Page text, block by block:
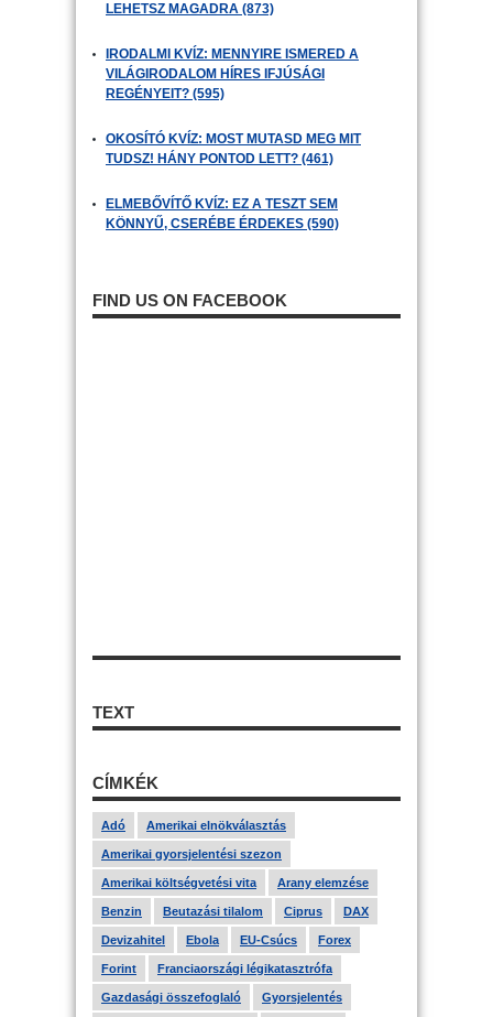
LEHETSZ MAGADRA (873)
IRODALMI KVÍZ: MENNYIRE ISMERED A
VILÁGIRODALOM HÍRES IFJÚSÁGI
REGÉNYEIT? (595)
OKOSÍTÓ KVÍZ: MOST MUTASD MEG MIT
TUDSZ! HÁNY PONTOD LETT? (461)
ELMEBŐVÍTŐ KVÍZ: EZ A TESZT SEM
KÖNNYŰ, CSERÉBE ÉRDEKES (590)
FIND US ON FACEBOOK
TEXT
CÍMKÉK
Adó Amerikai elnökválasztás
Amerikai gyorsjelentési szezon
Amerikai költségvetési vita Arany elemzése
Benzin Beutazási tilalom Ciprus DAX
Devizahitel Ebola EU-Csúcs Forex
Forint Franciaországi légikatasztrófa
Gazdasági összefoglaló Gyorsjelentés